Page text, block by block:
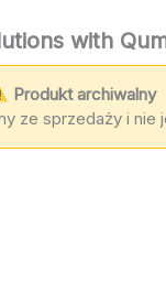
with
Produkt archiwalny
ze sprzedaży i nie